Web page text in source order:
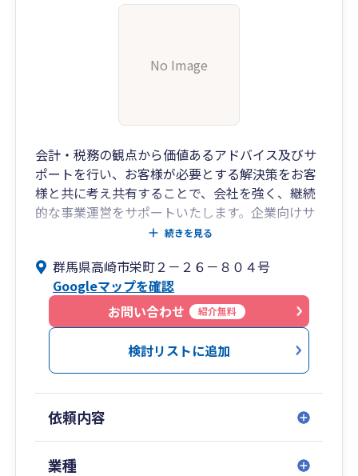
No Image
会計・税務の観点から価値あるアドバイス及びサ
ポートを行い、お客様が必要とする解決策をお客
様と共に考え共有することで、会社を強く、継続
的な事業運営をサポートいたします。企業向けサ
ービスとして若い経営者からベテラン経営者まで
の支援を行います。 個人向けサービスとしてフリ
ーランスの事業継続、事業の拡大の支援などを行
詳しいご相談内容・ご予算等をお伺いし、お客様
に合ったサービスをご提案いたします。 ちょっと
したご質問、ご相談でもかまいませんので、お困
【主なサービス内容】
税務顧問、税務申告・相談、経営全般顧問、会計
基準の新規適用サポート、各種決算書類作成サポ
続きを見る
群馬県高崎市栄町２－２６－８０４号
Googleマップを確認
お問い合わせ
紹介無料
検討リストに追加
依頼内容
業種